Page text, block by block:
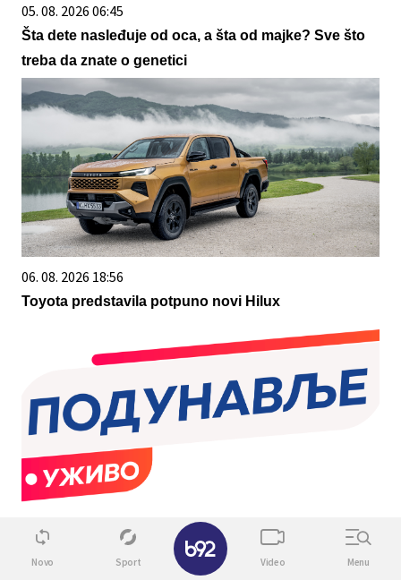
05. 08. 2026 06:45
Šta dete nasleđuje od oca, a šta od majke? Sve što
treba da znate o genetici
06. 08. 2026 18:56
Toyota predstavila potpuno novi Hilux
Активисти СНС разговарали са грађанима у
Старој Пазови
Novo Sport Video Menu
✕